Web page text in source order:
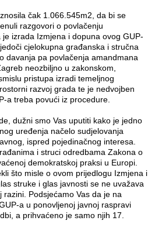
čak 1.066.545m2, da bi se
razgovori o povlačenju
izrada Izmjena i dopuna ovog GUP-
cjelokupna građanska i stručna
davanja pa povlačenja amandmana
neozbiljno u zakonskom,
pristupa izradi temeljnog
razvoj grada te je nedvojben
a treba povući iz procedure.
dužni smo Vas uputiti kako je jedno
uređenja načelo sudjelovanja
ispred pojedinačnog interesa.
i struci odredbama Zakona o
demokratskoj praksi u Europi.
što misle o ovom prijedlogu Izmjena i
struke i glas javnosti se ne uvažava
Podsjećamo Vas da je na
a u ponovljenoj javnoj raspravi
a prihvaćeno je samo njih 17.